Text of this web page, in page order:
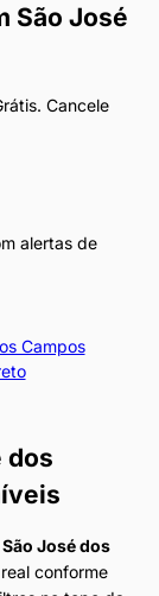
São José
Cancele
alertas de
Campos
dos
São José dos
conforme